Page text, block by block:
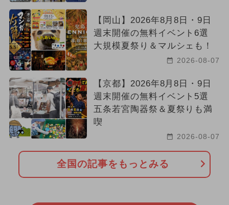
【岡山】2026年8月8日・9日
週末開催の無料イベント6選
大規模夏祭り＆マルシェも！
2026-08-07
【京都】2026年8月8日・9日
週末開催の無料イベント5選
五条若宮陶器祭＆夏祭りも満
喫
2026-08-07
全国の記事をもっとみる